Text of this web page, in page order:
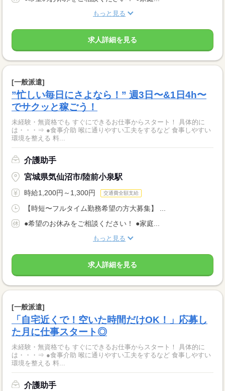
もっと見る
求人詳細を見る
[一般派遣]
”忙しい毎日にさよなら！” 週3日〜&1日4h〜
でサクッと稼ごう！
未経験・無資格でも すぐにできるお仕事からスタート！ 具体的に
は・・・⇒ ●食事介助 喉に通りやすい工夫をするなど 食事しやすい
環境を整える 料...
介護助手
宮城県気仙沼市/陸前小泉駅
時給1,200円～1,300円 交通費全額支給
【時短〜フルタイム勤務希望の方大募集】 ...
●希望のお休みをご相談ください！ ●家庭...
もっと見る
求人詳細を見る
[一般派遣]
「自宅近くで！空いた時間だけOK！」応募し
た月に仕事スタート◎
未経験・無資格でも すぐにできるお仕事からスタート！ 具体的に
は・・・⇒ ●食事介助 喉に通りやすい工夫をするなど 食事しやすい
環境を整える 料...
介護助手